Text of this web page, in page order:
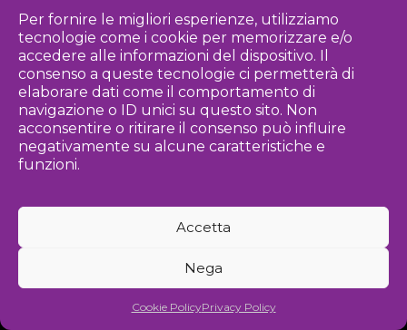
Per fornire le migliori esperienze, utilizziamo
tecnologie come i cookie per memorizzare e/o
accedere alle informazioni del dispositivo. Il
consenso a queste tecnologie ci permetterà di
elaborare dati come il comportamento di
navigazione o ID unici su questo sito. Non
acconsentire o ritirare il consenso può influire
negativamente su alcune caratteristiche e
funzioni.
Accetta
Nega
Cookie PolicyPrivacy Policy
PRIVACY POLICY
Iniziativa
Associazione culturale per la promozione delle arti visive
2026 Associazione Kou - [cf] 97815340589